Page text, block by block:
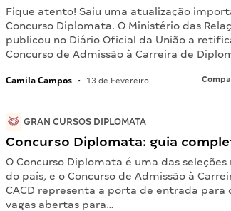
Fique atento! Saiu uma atualização
Concurso Diplomata. O Ministério das
publicou no Diário Oficial da União a
Concurso de Admissão à Carreira de
Camila Campos • 13 de Fevereiro
GRAN CURSOS DIPLOMATA
Concurso Diplomata: guia
O Concurso Diplomata é uma das
do país, e o Concurso de Admissão à
CACD representa a porta de entrada para
vagas abertas para…